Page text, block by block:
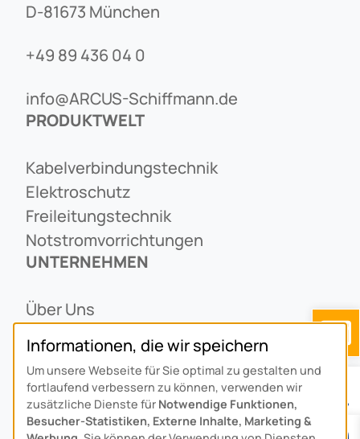
D-81673 München
+49 89 436 04 0
info@ARCUS-Schiffmann.de
PRODUKTWELT
Kabelverbindungstechnik
Elektroschutz
Freileitungstechnik
Notstromvorrichtungen
UNTERNEHMEN
Über Uns
Alois Schiffmann Stiftung
Allgemeine Lieferbedingungen
Arcus Niederlande: Bedrijfsgegevens
KONTAKT
Informationen, die wir speichern
Um unsere Webseite für Sie optimal zu gestalten und
fortlaufend verbessern zu können, verwenden wir
zusätzliche Dienste für Notwendige Funktionen,
Besucher-Statistiken, Externe Inhalte, Marketing &